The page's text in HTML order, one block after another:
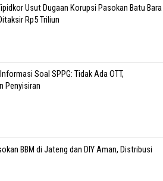
Usut Dugaan Korupsi Pasokan Batu Bara
Rp5 Triliun
Soal SPPG: Tidak Ada OTT,
Penyisiran
BBM di Jateng dan DIY Aman, Distribusi